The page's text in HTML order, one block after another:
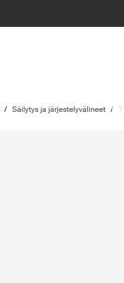
/ Säilytys ja järjestelyvälineet /